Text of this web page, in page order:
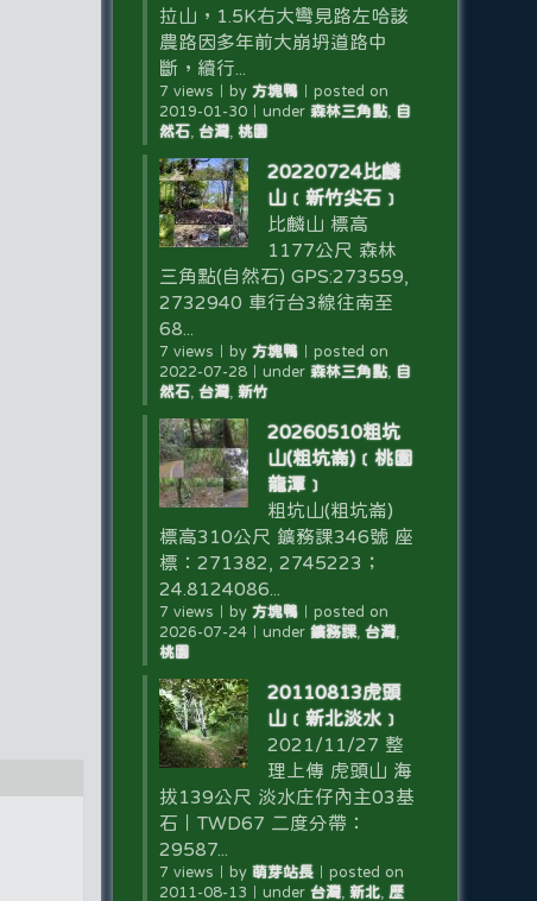
拉山，1.5K右大彎見路左哈該
農路因多年前大崩坍道路中
斷，續行...
7 views by 方塊鴨｜ posted on
2019-01-30｜ under 森林三角點, 自
然石, 台灣, 桃園
20220724比麟
山﹝新竹尖石﹞
比麟山 標高
1177公尺 森林
三角點(自然石) GPS:273559,
2732940 車行台3線往南至
68...
7 views by 方塊鴨｜ posted on
2022-07-28｜ under 森林三角點, 自
然石, 台灣, 新竹
20260510粗坑
山(粗坑崙)﹝桃園
龍潭﹞
粗坑山(粗坑崙)
標高310公尺 鑛務課346號 座
標：271382, 2745223；
24.8124086...
7 views by 方塊鴨｜ posted on
2026-07-24｜ under 鑛務課, 台灣,
桃園
20110813虎頭
山﹝新北淡水﹞
2021/11/27 整
理上傳 虎頭山 海
拔139公尺 淡水庄仔內主03基
石｜TWD67 二度分帶：
29587...
7 views by 萌芽站長｜ posted on
2011-08-13
under 台灣, 新北, 歷